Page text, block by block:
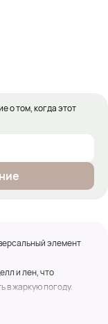
о том, когда этот
элемент
и лен, что
в жаркую погоду.
образу